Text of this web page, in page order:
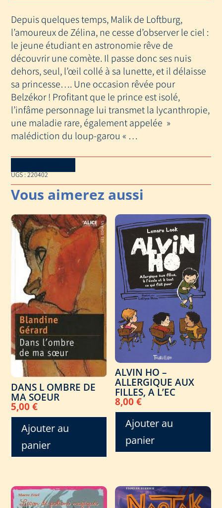
PRINCESSE
ZELINA
Depuis quelques temps, Malik de Loftburg,
l’amoureux de Zélina, ne cesse d’observer le ciel :
le jeune étudiant en astronomie rêve de
découvrir une comète. Il passe donc ses nuis
dehors, seul, l’œil collé à sa lunette, et il délaisse
sa princesse…. Une occasion rêvée pour
Belzékor ! Profitant que le prince est isolé,
l’infâme personnage lui transmet la lycanthropie,
une maladie rare, également appelée »
malédiction du loup-garou « …
UGS :220402
DANS L OMBRE DE
MA SOEUR
5,00€
Ajouter au
panier
ALVIN HO –
ALLERGIQUE AUX
FILLES, A L’EC
8,00€
Ajouter au
panier